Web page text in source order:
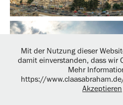
Mit der Nutzung dieser
damit einverstanden, dass wir
Mehr
https://
Akzeptieren